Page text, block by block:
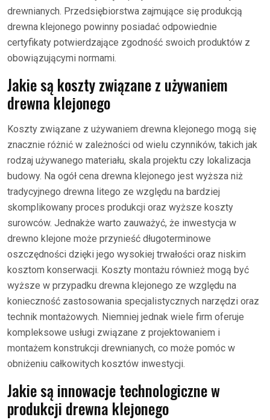
drewnianych. Przedsiębiorstwa zajmujące się produkcją
drewna klejonego powinny posiadać odpowiednie
certyfikaty potwierdzające zgodność swoich produktów z
obowiązującymi normami.
Jakie są koszty związane z używaniem
drewna klejonego
Koszty związane z używaniem drewna klejonego mogą się
znacznie różnić w zależności od wielu czynników, takich jak
rodzaj używanego materiału, skala projektu czy lokalizacja
budowy. Na ogół cena drewna klejonego jest wyższa niż
tradycyjnego drewna litego ze względu na bardziej
skomplikowany proces produkcji oraz wyższe koszty
surowców. Jednakże warto zauważyć, że inwestycja w
drewno klejone może przynieść długoterminowe
oszczędności dzięki jego wysokiej trwałości oraz niskim
kosztom konserwacji. Koszty montażu również mogą być
wyższe w przypadku drewna klejonego ze względu na
konieczność zastosowania specjalistycznych narzędzi oraz
technik montażowych. Niemniej jednak wiele firm oferuje
kompleksowe usługi związane z projektowaniem i
montażem konstrukcji drewnianych, co może pomóc w
obniżeniu całkowitych kosztów inwestycji.
Jakie są innowacje technologiczne w
produkcji drewna klejonego